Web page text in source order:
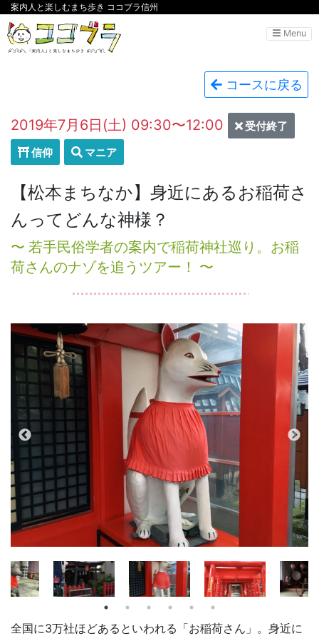
案内人と楽しむまち歩き ココブラ信州
Menu
コースに戻る
2019年7月6日(土) 09:30〜12:00
受付終了
信仰
マニア
【松本まちなか】身近にあるお稲荷さ
んってどんな神様？
〜 若手民俗学者の案内で稲荷神社巡り。お稲
荷さんのナゾを追うツアー！ 〜
全国に3万社ほどあるといわれる「お稲荷さん」。身近に